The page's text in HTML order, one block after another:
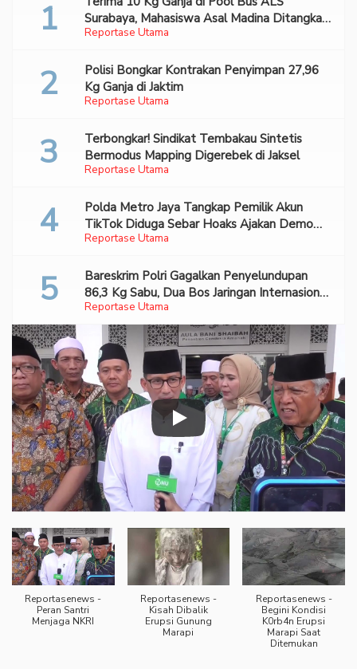
Reportase Utama
Surabaya, Mahasiswa Asal Madina Ditangkap
Bareskrim
Reportase Utama
Polisi Bongkar Kontrakan Penyimpan 27,96
Kg Ganja di Jaktim
Reportase Utama
Terbongkar! Sindikat Tembakau Sintetis
Bermodus Mapping Digerebek di Jaksel
Reportase Utama
Polda Metro Jaya Tangkap Pemilik Akun
TikTok Diduga Sebar Hoaks Ajakan Demo
Turunkan Prabowo-Gibran
Reportase Utama
Bareskrim Polri Gagalkan Penyelundupan
86,3 Kg Sabu, Dua Bos Jaringan Internasional
Diburu
Reportasenews -
Peran Santri
Menjaga NKRI
Reportasenews -
Kisah Dibalik
Erupsi Gunung
Marapi
Reportasenews -
Begini Kondisi
K0rb4n Erupsi
Marapi Saat
Ditemukan